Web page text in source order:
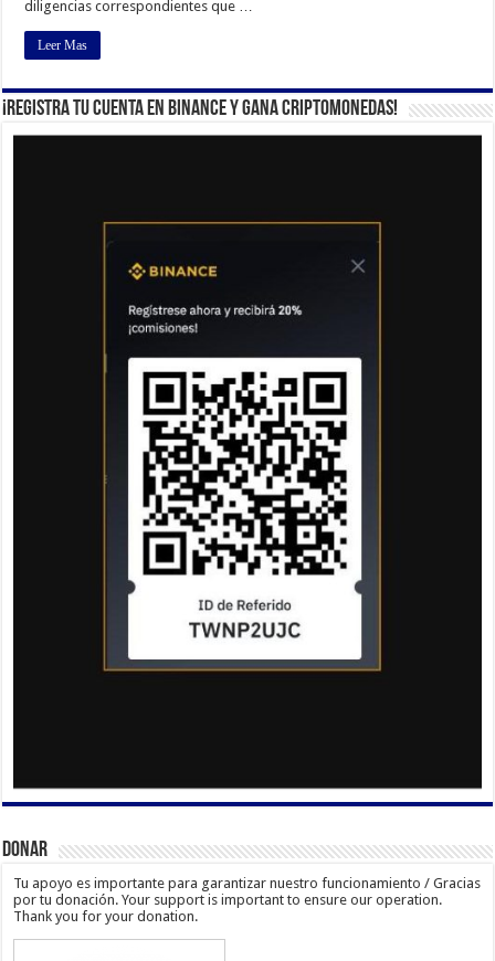
diligencias correspondientes que …
Leer Mas
¡Registra tu cuenta en Binance y gana criptomonedas!
Donar
Tu apoyo es importante para garantizar nuestro funcionamiento / Gracias
por tu donación. Your support is important to ensure our operation.
Thank you for your donation.